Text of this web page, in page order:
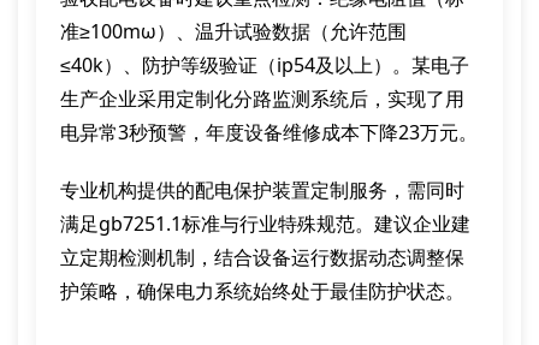
准≥100mω）、温升试验数据（允许范围
≤40k）、防护等级验证（ip54及以上）。某电子
生产企业采用定制化分路监测系统后，实现了用
电异常3秒预警，年度设备维修成本下降23万元。
专业机构提供的配电保护装置定制服务，需同时
满足gb7251.1标准与行业特殊规范。建议企业建
立定期检测机制，结合设备运行数据动态调整保
护策略，确保电力系统始终处于最佳防护状态。